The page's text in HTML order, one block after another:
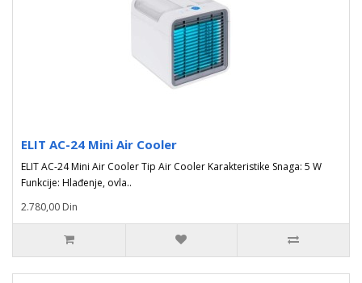
ELIT AC-24 Mini Air Cooler
ELIT AC-24 Mini Air Cooler Tip Air Cooler Karakteristike Snaga: 5 W
Funkcije: Hlađenje, ovla..
2.780,00 Din